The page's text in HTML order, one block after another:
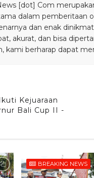
[dot] Com
dalam pemberitaan
dan enak
akurat, dan bisa
kami berharap dapat
Kejuaraan
Bali Cup II -
BREAKING NEWS